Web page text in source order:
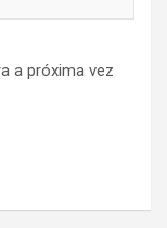
a próxima vez